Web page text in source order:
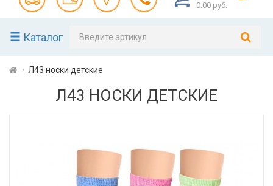
0.00 руб.
Каталог
Л43 носки детские
Л43 НОСКИ ДЕТСКИЕ